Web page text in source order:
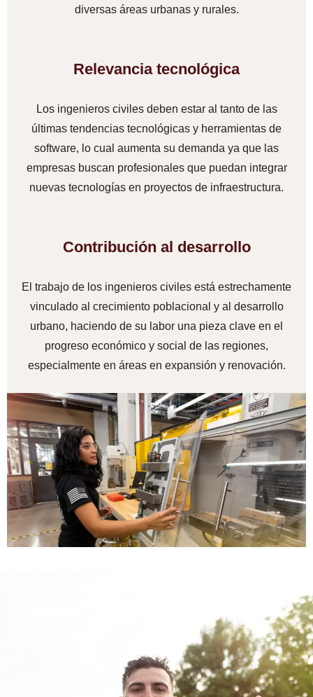
diversas áreas urbanas y rurales.
Relevancia tecnológica
Los ingenieros civiles deben estar al tanto de las
últimas tendencias tecnológicas y herramientas de
software, lo cual aumenta su demanda ya que las
empresas buscan profesionales que puedan integrar
nuevas tecnologías en proyectos de infraestructura.
Contribución al desarrollo
El trabajo de los ingenieros civiles está estrechamente
vinculado al crecimiento poblacional y al desarrollo
urbano, haciendo de su labor una pieza clave en el
progreso económico y social de las regiones,
especialmente en áreas en expansión y renovación.